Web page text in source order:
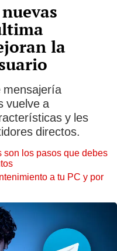
la
mensajería
vuelve a
y les
directos.
son los pasos que debes
a tu PC y por